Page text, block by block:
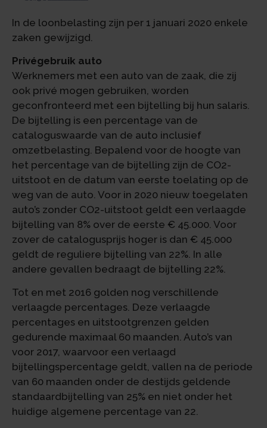
In de loonbelasting zijn per 1 januari 2020 enkele
zaken gewijzigd.
Privégebruik auto
Werknemers met een auto van de zaak, die zij
ook privé mogen gebruiken, worden
geconfronteerd met een bijtelling bij hun salaris.
De bijtelling is een percentage van de
cataloguswaarde van de auto inclusief
omzetbelasting. Bepalend voor de hoogte van
het percentage van de bijtelling zijn de CO2-
uitstoot en de datum van eerste toelating op de
weg van de auto. Voor in 2020 nieuw toegelaten
auto’s zonder CO2-uitstoot geldt een verlaagde
bijtelling van 8% over de eerste € 45.000. Voor
zover de catalogusprijs hoger is dan € 45.000
geldt de reguliere bijtelling van 22%. In alle
andere gevallen bedraagt de bijtelling 22%.
Tot en met 2016 golden nog verschillende
verlaagde percentages. Deze verlaagde
percentages en uitstootgrenzen gelden
gedurende maximaal 60 maanden. Auto’s van
voor 2017, waarvoor een verlaagd
bijtellingspercentage geldt, vallen na de periode
van 60 maanden onder de destijds geldende
standaardbijtelling van 25% en niet onder het
huidige algemene percentage van 22.